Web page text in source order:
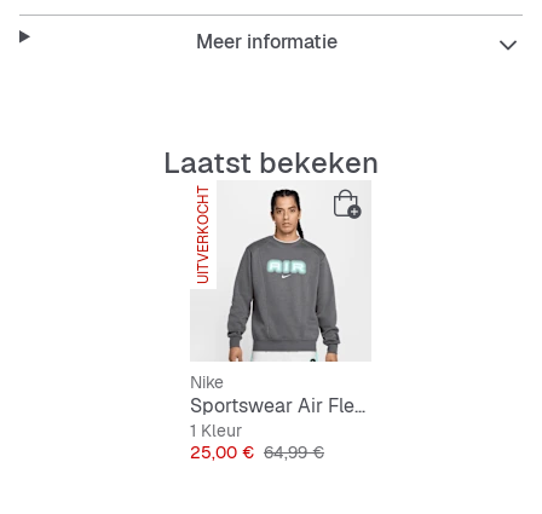
Meer informatie
Laatst bekeken
UITVERKOCHT
Nike
Sportswear Air Fleece Crew
1 Kleur
Prijs
25,00 € Originele Prijs
64,99 €